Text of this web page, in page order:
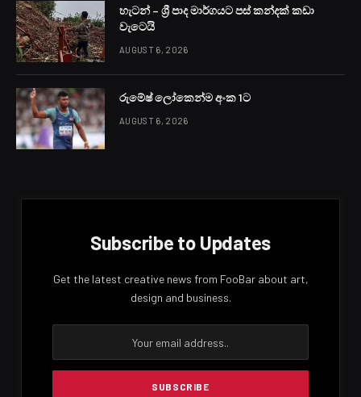
උතුරු-මැද සහ වයඹ පළාත්වල වැසි ස්වල්පයක් ඇති වෙන බව
සඳහන්.
කාලගුණවිද්‍යා දෙපාර්තමේන්තුව විසින් නිකුත් කරන ලද
නිවේදනයේ සඳහන් වන් අන්දමට ඌව පළාතේ සහ අම්පාර
සහ මඩකලපුව දිස්ත්‍රික්කවල ස්ථාන ස්වල්පයක සවස් කාලයේ
කඳුකරයේ බටහිර බෑවුම් ප්‍රදේශවලත් උතුරු-මැද පළාතේත්
විටින් විට හමන පැ.කි.මී. (40-45) පමණ තද සුළං
සුළං සහ අකුණු මඟින් සිදුවන අනතුරු අවම කර ගැනීමට